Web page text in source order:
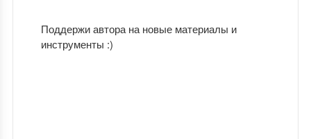
Поддержи автора на новые материалы и
инструменты :)